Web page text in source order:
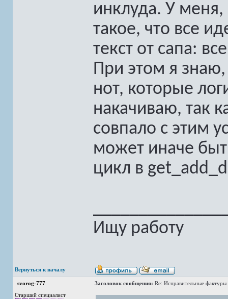
инклуда. У меня,
такое, что все
текст от сапа:
При этом я знаю,
нот, которые
накачиваю, так
совпало с этим
может иначе
цикл в
Ищу работу
Вернуться к началу
svorog-777 Заголовок сообщения: Re: Исправительные
Старший специалист